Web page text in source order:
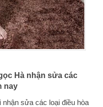
Hà nhận sửa các
nay
sửa các loại điều hòa